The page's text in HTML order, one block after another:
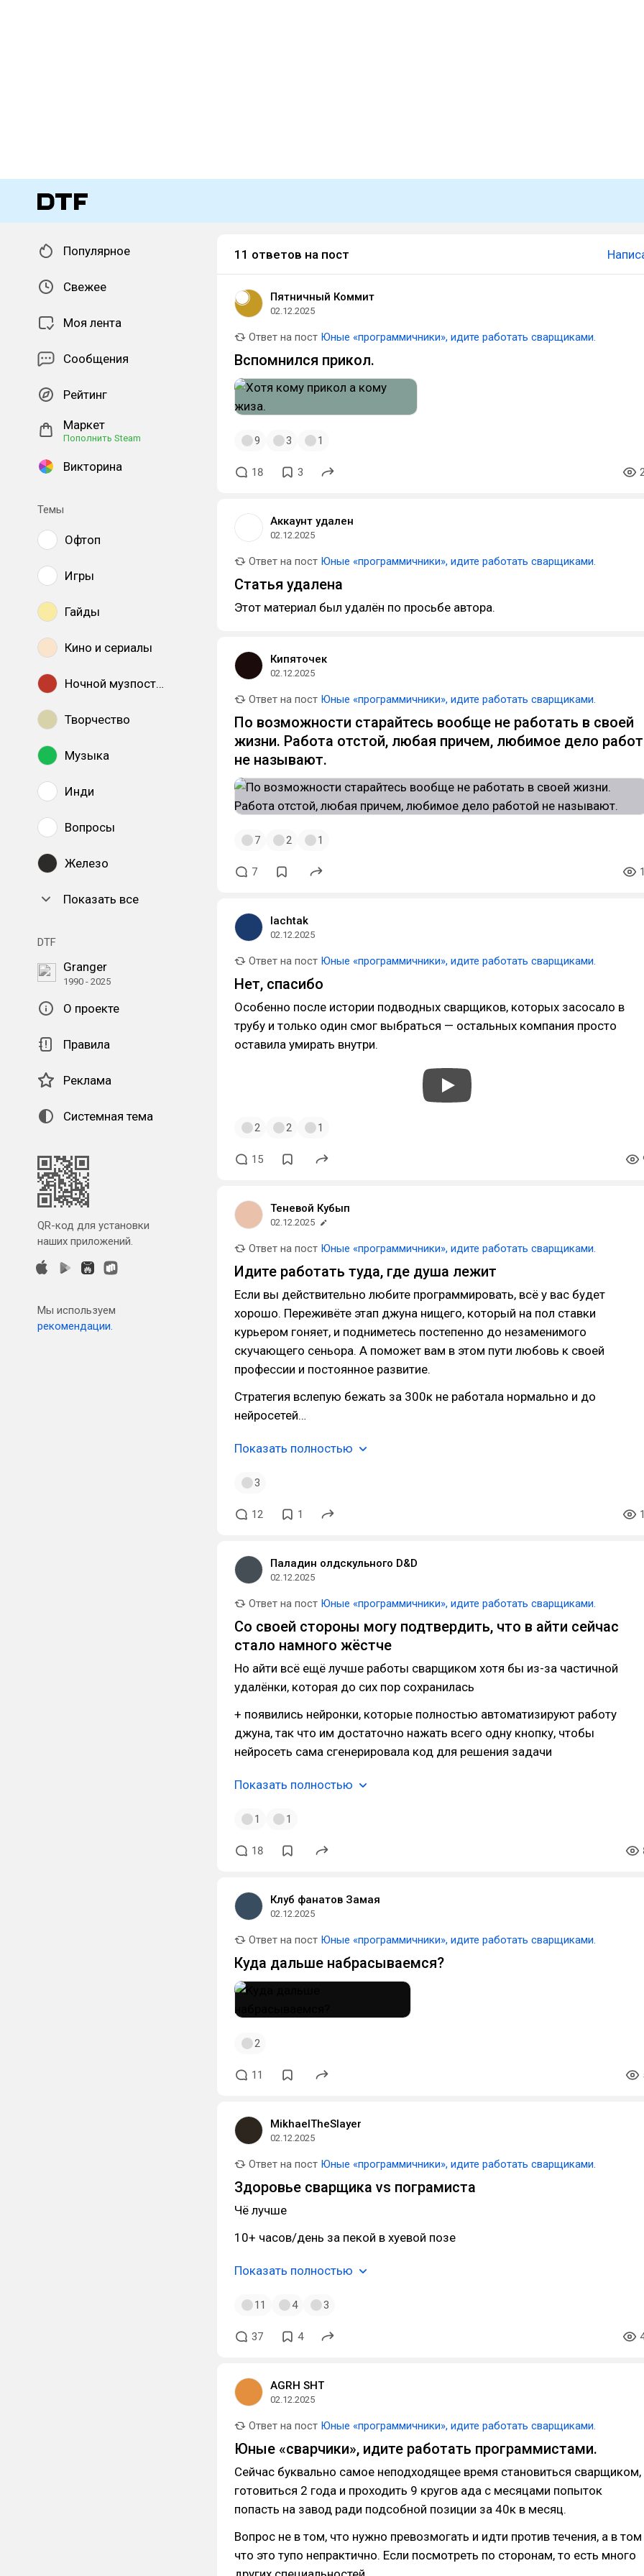
Популярное
Свежее
Моя лента
Сообщения
Рейтинг
Маркет
Пополнить Steam
Викторина
Темы
Офтоп
Игры
Гайды
Кино и сериалы
Ночной музпостинг
Творчество
Музыка
Инди
Вопросы
Железо
Показать все
DTF
Granger
1990 - 2025
О проекте
Правила
Реклама
Системная тема
QR-код для установки
наших приложений.
Мы используем
рекомендации.
11 ответов на пост
Пятничный Коммит
02.12.2025
Ответ на пост Юные «программичники», идите работать сварщиками.
Вспомнился прикол.
9 3 1
18 3
Аккаунт удален
02.12.2025
Ответ на пост Юные «программичники», идите работать сварщиками.
Статья удалена
Этот материал был удалён по просьбе автора.
Кипяточек
02.12.2025
Ответ на пост Юные «программичники», идите работать сварщиками.
По возможности старайтесь вообще не работать в своей
жизни. Работа отстой, любая причем, любимое дело
не называют.
7 2 1
7
lachtak
02.12.2025
Ответ на пост Юные «программичники», идите работать сварщиками.
Нет, спасибо
Особенно после истории подводных сварщиков, которых засосало в
трубу и только один смог выбраться — остальных компания просто
оставила умирать внутри.
2 2 1
15
Теневой Кубып
02.12.2025
Ответ на пост Юные «программичники», идите работать сварщиками.
Идите работать туда, где душа лежит
Если вы действительно любите программировать, всё у вас будет
хорошо. Переживёте этап джуна нищего, который на пол ставки
курьером гоняет, и подниметесь постепенно до незаменимого
скучающего сеньора. А поможет вам в этом пути любовь к своей
профессии и постоянное развитие.
Стратегия вслепую бежать за 300к не работала нормально и до
нейросетей…
Показать полностью
3
12 1
Паладин олдскульного D&D
02.12.2025
Ответ на пост Юные «программичники», идите работать сварщиками.
Со своей стороны могу подтвердить, что в айти сейчас
стало намного жёстче
Но айти всё ещё лучше работы сварщиком хотя бы из-за частичной
удалёнки, которая до сих пор сохранилась
+ появились нейронки, которые полностью автоматизируют работу
джуна, так что им достаточно нажать всего одну кнопку, чтобы
нейросеть сама сгенерировала код для решения задачи
Показать полностью
1 1
18
Клуб фанатов Замая
02.12.2025
Ответ на пост Юные «программичники», идите работать сварщиками.
Куда дальше набрасываемся?
2
11
MikhaelTheSlayer
02.12.2025
Ответ на пост Юные «программичники», идите работать сварщиками.
Здоровье сварщика vs пограмиста
Чё лучше
10+ часов/день за пекой в хуевой позе
Показать полностью
11 4 3
37 4
AGRH SHT
02.12.2025
Ответ на пост Юные «программичники», идите работать сварщиками.
Юные «сварчики», идите работать программистами.
Сейчас буквально самое неподходящее время становиться сварщиком,
готовиться 2 года и проходить 9 кругов ада с месяцами попыток
попасть на завод ради подсобной позиции за 40к в месяц.
Вопрос не в том, что нужно превозмогать и идти против течения, а в том
что это тупо непрактично. Если посмотреть по сторонам, то есть много